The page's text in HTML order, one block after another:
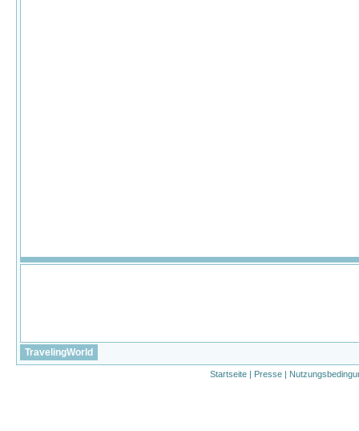
TravelingWorld
Startseite | Presse |